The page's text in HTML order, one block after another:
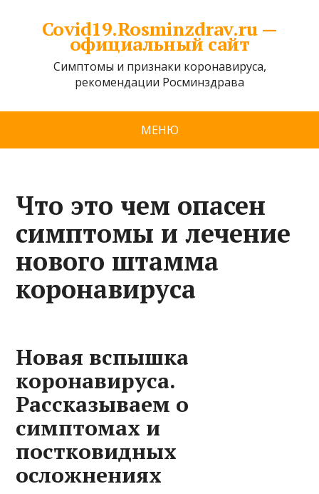
Covid19.Rosminzdrav.ru —
официальный сайт
Симптомы и признаки коронавируса,
рекомендации Росминздрава
МЕНЮ
Что это чем опасен
симптомы и лечение
нового штамма
коронавируса
Новая вспышка
коронавируса.
Рассказываем о
симптомах и
постковидных
осложнениях